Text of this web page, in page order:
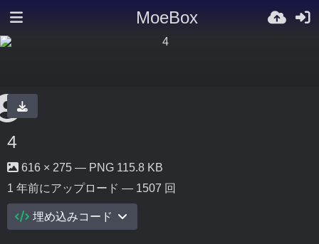
MoeBox
4
616 × 275 — PNG 115.8 KB
1 年前にアップロード — 1507 回
埋め込みコード